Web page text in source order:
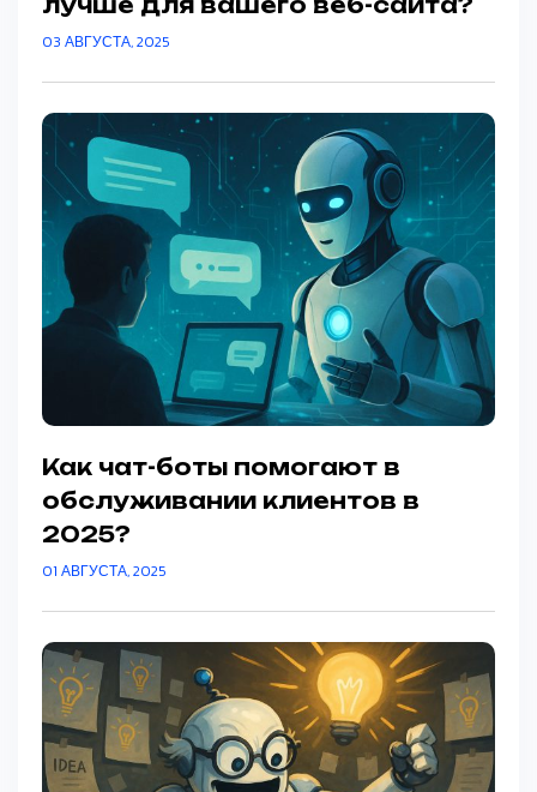
03 АВГУСТА, 2025
Как чат-боты помогают в
обслуживании клиентов в
2025?
01 АВГУСТА, 2025